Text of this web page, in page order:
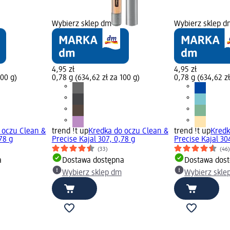
g)
Clean &
g
Wybierz sklep dm
4,95 zł
0,78 g (634,62 zł za 100 g)
trend !t upKredka do oczu Clean &
Precise Kajal 307, 0,78 g
(33)
Dostawa dostępna
Wybierz sklep dm
Wybierz sklep
4,95 zł
0,78 g (634,62
trend !t up
Precise Kajal
(46)
Dostawa
Wybierz